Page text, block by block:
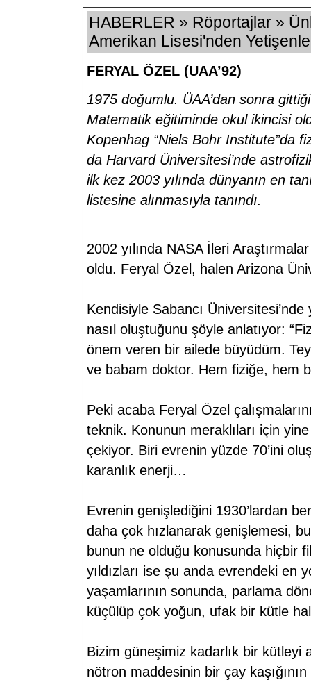
HABERLER » Röportajlar »
Amerikan Lisesi'nden
FERYAL ÖZEL (UAA’92)
1975 doğumlu. ÜAA’dan sonra
Matematik eğitiminde okul ikincisi
Kopenhag “Niels Bohr Institute”da
da Harvard Üniversitesi’nde
ilk kez 2003 yılında dünyanın en
listesine alınmasıyla tanındı.
2002 yılında NASA İleri
oldu. Feryal Özel, halen Arizona
Kendisiyle Sabancı
nasıl oluştuğunu şöyle anlatıyor:
önem veren bir ailede büyüdüm.
ve babam doktor. Hem fiziğe, hem
Peki acaba Feryal Özel
teknik. Konunun meraklıları için
çekiyor. Biri evrenin yüzde 70’ini
karanlık enerji…
Evrenin genişlediğini 1930’lardan
daha çok hızlanarak genişlemesi,
bunun ne olduğu konusunda hiçbir
yıldızları ise şu anda evrendeki en
yaşamlarının sonunda, parlama
küçülüp çok yoğun, ufak bir kütle
Bizim güneşimiz kadarlık bir kütleyi
nötron maddesinin bir çay